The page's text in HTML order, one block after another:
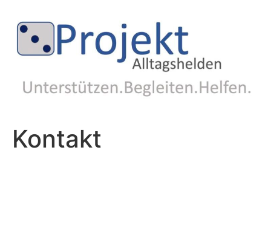
Kontakt